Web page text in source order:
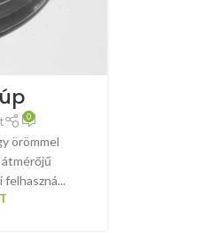
0
örömmel